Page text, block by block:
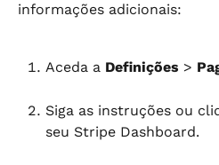
informações adicionais:
Aceda a Definições >
Siga as instruções ou
seu Stripe Dashboard.